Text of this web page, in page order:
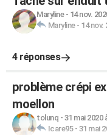
Maryline- 14 nov.
Maryline- 14 nov.
4 réponses
problème crépi
moellon
tolunq - 31 mai 2020
Icare95- 31 mai